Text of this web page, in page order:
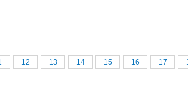
12 13 14 15 16 17